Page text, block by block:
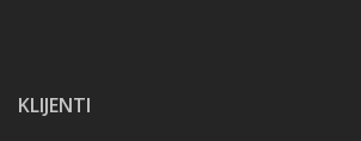
KLIJENTI